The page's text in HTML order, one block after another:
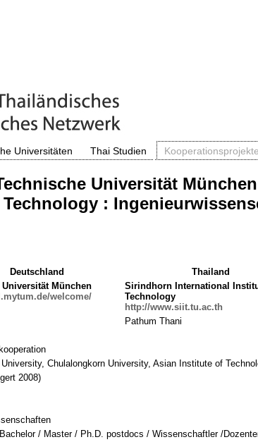
Universitäten Thai Studien Kooperationsprojekte
Universität
:
Deutschland
Thailand
München
welcome/
Sirindhorn International
Technology
http://www.siit.tu.ac.th
Pathum Thani
Chulalongkorn University, Asian Institute of
2008)
/ Master / Ph.D. postdocs / Wissenschaftler /